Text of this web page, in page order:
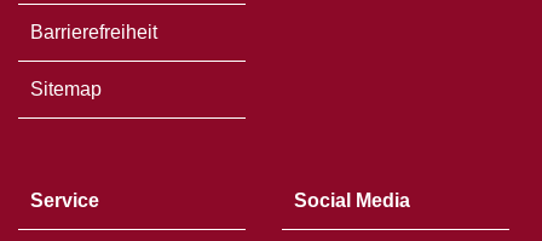
Barrierefreiheit
Sitemap
Service Social Media